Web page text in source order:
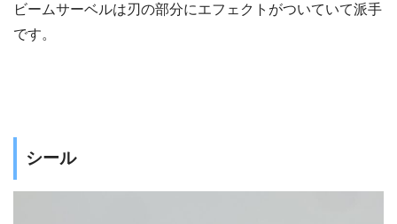
ビームサーベルは刃の部分にエフェクトがついていて派手
です。
シール